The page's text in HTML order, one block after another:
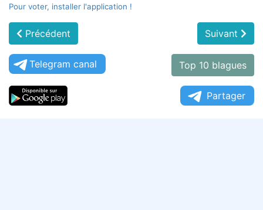
Pour voter, installer l'application !
Précédent Suivant
Telegram canal Top 10 blagues
Partager